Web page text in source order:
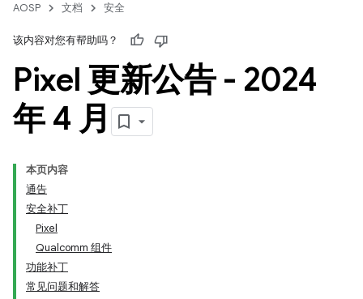
AOSP 文档 安全
该内容对您有帮助吗？
Pixel 更新公告 - 2024
年 4 月
本页内容
通告
安全补丁
Pixel
Qualcomm 组件
功能补丁
常见问题和解答